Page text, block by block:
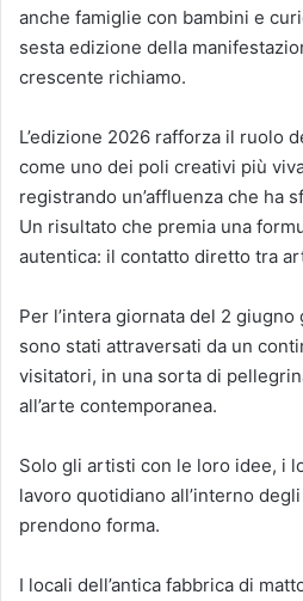
anche famiglie con bambini e
sesta edizione della
crescente richiamo.
L’edizione 2026 rafforza il ruolo
come uno dei poli creativi più
registrando un’affluenza che ha
Un risultato che premia una
autentica: il contatto diretto tra
Per l’intera giornata del 2
sono stati attraversati da un
visitatori, in una sorta di
all’arte contemporanea.
Solo gli artisti con le loro idee, i
lavoro quotidiano all’interno
prendono forma.
I locali dell’antica fabbrica di